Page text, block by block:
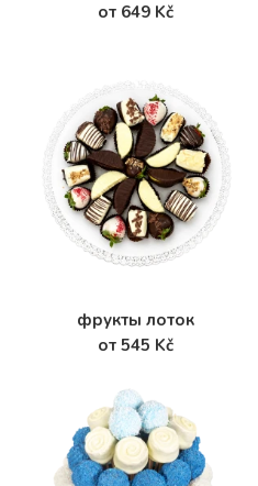
от 649 Kč
фрукты лоток
от 545 Kč